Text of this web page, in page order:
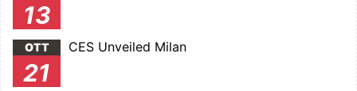
13
OTT
21
CES Unveiled Milan